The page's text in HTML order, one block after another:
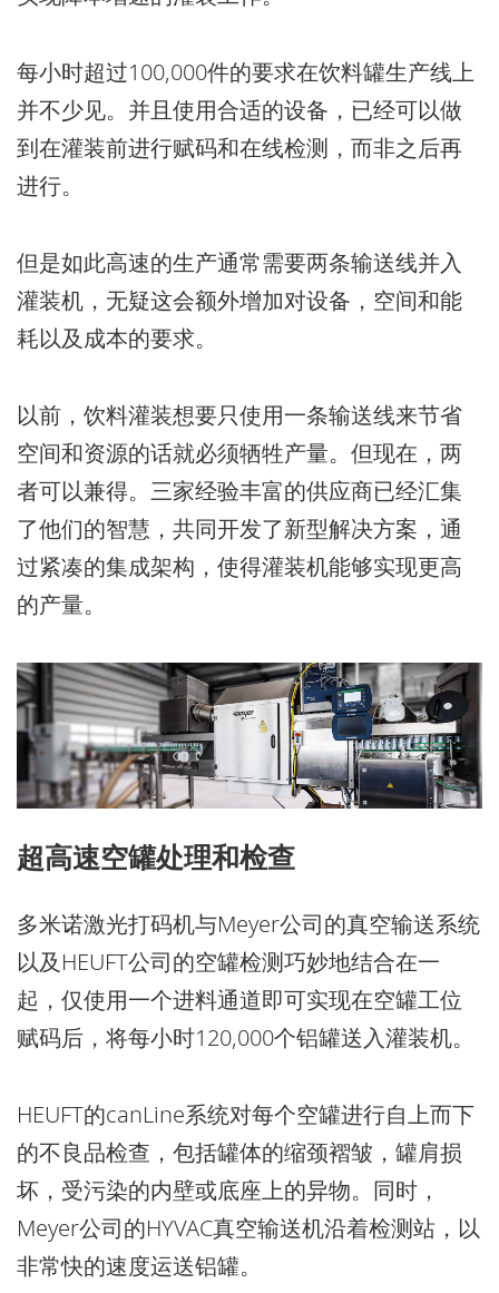
每小时超过100,000件的要求在饮料罐生产线上
并不少见。并且使用合适的设备，已经可以做
到在灌装前进行赋码和在线检测，而非之后再
进行。
但是如此高速的生产通常需要两条输送线并入
灌装机，无疑这会额外增加对设备，空间和能
耗以及成本的要求。
以前，饮料灌装想要只使用一条输送线来节省
空间和资源的话就必须牺牲产量。但现在，两
者可以兼得。三家经验丰富的供应商已经汇集
了他们的智慧，共同开发了新型解决方案，通
过紧凑的集成架构，使得灌装机能够实现更高
的产量。
超高速空罐处理和检查
多米诺激光打码机与Meyer公司的真空输送系统
以及HEUFT公司的空罐检测巧妙地结合在一
起，仅使用一个进料通道即可实现在空罐工位
赋码后，将每小时120,000个铝罐送入灌装机。
HEUFT的canLine系统对每个空罐进行自上而下
的不良品检查，包括罐体的缩颈褶皱，罐肩损
坏，受污染的内壁或底座上的异物。同时，
Meyer公司的HYVAC真空输送机沿着检测站，以
非常快的速度运送铝罐。